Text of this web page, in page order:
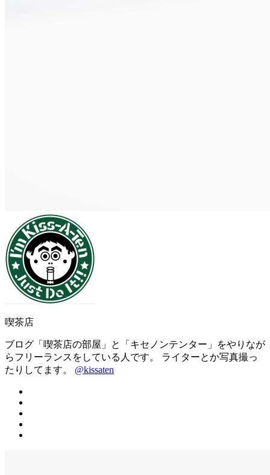
喫茶店
ブログ「喫茶店の部屋」と「キセノンテンター」をやりなが
らフリーランスをしている人です。 ライターとか写真撮っ
たりしてます。 @kissaten